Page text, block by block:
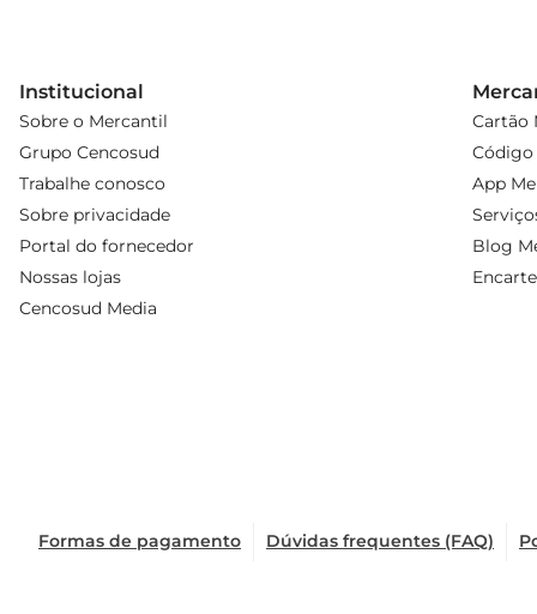
Institucional
Sobre o Mercantil
Grupo Cencosud
Trabalhe conosco
Sobre privacidade
Portal do fornecedor
Nossas lojas
Cencosud Media
Cartão
Código
App
Blog
Formas de pagamento Dúvidas frequentes (FAQ)